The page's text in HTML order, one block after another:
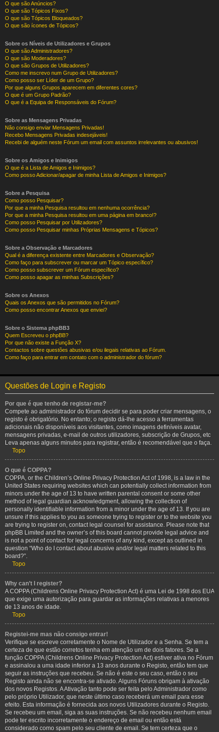
O que são Anúncios?
O que são Tópicos Fixos?
O que são Tópicos Bloqueados?
O que são ícones de Tópicos?
Sobre os Níveis de Utilizadores e Grupos
O que são Administradores?
O que são Moderadores?
O que são Grupos de Utilizadores?
Como me inscrevo num Grupo de Utilizadores?
Como posso ser Líder de um Grupo?
Por que alguns Grupos aparecem em diferentes cores?
O que é um Grupo Padrão?
O que é a Equipa de Responsáveis do Fórum?
Sobre as Mensagens Privadas
Não consigo enviar Mensagens Privadas!
Recebo Mensagens Privadas indesejáveis!
Recebi de alguém neste Fórum um email com assuntos irrelevantes ou abusivos!
Sobre os Amigos e Inimigos
O que é a Lista de Amigos e Inimigos?
Como posso Adicionar/apagar de minha Lista de Amigos e Inimigos?
Sobre a Pesquisa
Como posso Pesquisar?
Por que a minha Pesquisa resultou em nenhuma ocorrência?
Por que a minha Pesquisa resultou em uma página em branco!?
Como posso Pesquisar por Utilizadores?
Como posso Pesquisar minhas Próprias Mensagens e Tópicos?
Sobre a Observação e Marcadores
Qual é a diferença existente entre Marcadores e Observação?
Como faço para subscrever ou marcar um Tópico específico?
Como posso subscrever um Fórum específico?
Como posso apagar as minhas Subscrições?
Sobre os Anexos
Quais os Anexos que são permitidos no Fórum?
Como posso encontrar Anexos que enviei?
Sobre o Sistema phpBB3
Quem Escreveu o phpBB?
Por que não existe a Função X?
Contactos sobre questões abusivas e/ou ilegais relativas ao Fórum.
Como faço para entrar em contato com o administrador do fórum?
Questões de Login e Registo
Por que é que tenho de registar-me?
Compete ao administrador do fórum decidir se para poder criar mensagens, o
registo é obrigatório. No entanto; o registo dá-lhe acesso a ferramentas
adicionais não disponíveis aos visitantes, como imagens definíveis avatar,
mensagens privadas, e-mail de outros utilizadores, subscrição de Grupos, etc
Leva apenas alguns minutos para registrar, então é recomendável que o faça.
Topo
O que é COPPA?
COPPA, or the Children’s Online Privacy Protection Act of 1998, is a law in the
United States requiring websites which can potentially collect information from
minors under the age of 13 to have written parental consent or some other
method of legal guardian acknowledgment, allowing the collection of
personally identifiable information from a minor under the age of 13. If you are
unsure if this applies to you as someone trying to register or to the website you
are trying to register on, contact legal counsel for assistance. Please note that
phpBB Limited and the owner’s of this board cannot provide legal advice and
is not a point of contact for legal concerns of any kind, except as outlined in
question “Who do I contact about abusive and/or legal matters related to this
board?”.
Topo
Why can’t I register?
A COPPA (Childrens Online Privacy Protection Act) é uma Lei de 1998 dos EUA
que exige uma autorização para guardar as informações relativas a menores
de 13 anos de idade.
Topo
Registei-me mas não consigo entrar!
Verifique se escreve corretamente o Nome de Utilizador e a Senha. Se tem a
certeza de que estão corretos tenha em atenção um de dois fatores. Se a
função COPPA (Childrens Online Privacy Protection Act) estiver ativa no Fórum
e assinalou a uma idade inferior a 13 anos durante o Registo, então tem que
seguir as instruções que recebeu. Se não é este o seu caso, então o seu
Registo ainda não se encontra-se ativado. Alguns Fóruns obrigam à ativação
dos novos Registos. A Ativação tanto pode ser feita pelo Administrador como
pelo próprio Utilizador, que neste último caso receberá um email para esse
efeito. Esta informação é fornecida aos novos Utilizadores durante o Registo.
Se recebeu um email, siga as suas instruções. Se não recebeu nenhum email
pode ter escrito incorretamente o endereço de email ou então está
considerado como spam pelo seu cliente de email. Se tem certeza que o